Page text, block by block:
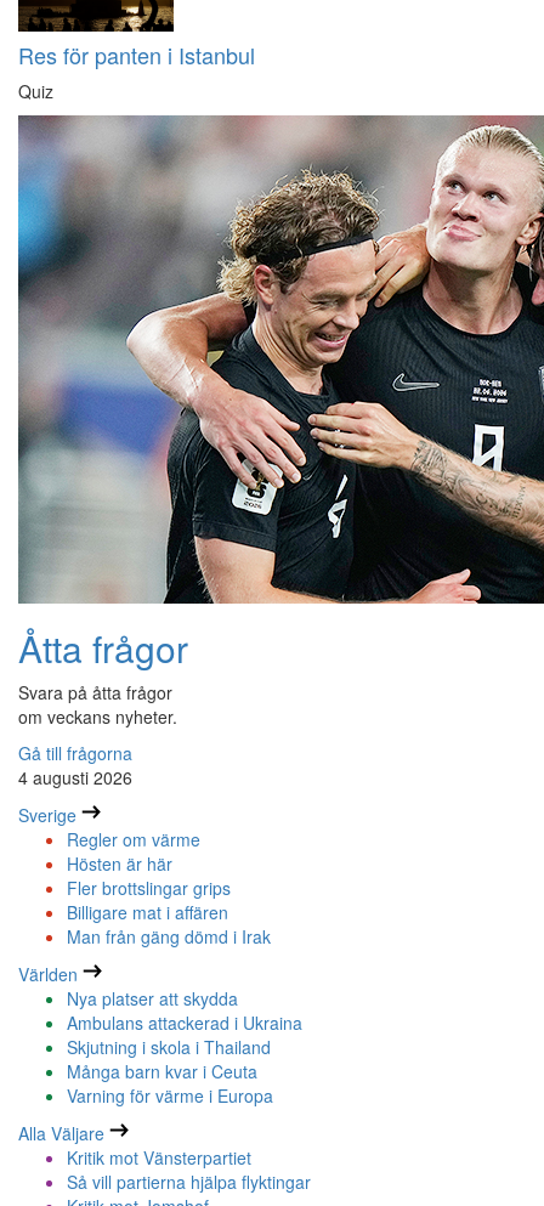
Res för panten i Istanbul
Quiz
Åtta frågor
Svara på åtta frågor
om veckans nyheter.
Gå till frågorna
4 augusti 2026
Sverige
Regler om värme
Hösten är här
Fler brottslingar grips
Billigare mat i affären
Man från gäng dömd i Irak
Världen
Nya platser att skydda
Ambulans attackerad i Ukraina
Skjutning i skola i Thailand
Många barn kvar i Ceuta
Varning för värme i Europa
Alla Väljare
Kritik mot Vänsterpartiet
Så vill partierna hjälpa flyktingar